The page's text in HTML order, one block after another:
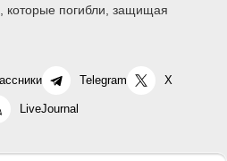
которые погибли, защищая
Telegram X
LiveJournal